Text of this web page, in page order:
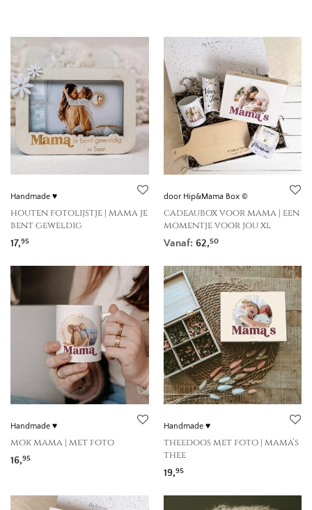
Handmade ♥
houten fotolijstje | mama je
bent geweldig
17,95
door Hip&Mama Box ©
cadeaubox voor mama | een
momentje voor jou xl
Vanaf: 62,50
Handmade ♥
mok mama | met foto
16,95
Handmade ♥
theedoos met foto | mama’s
thee
19,95